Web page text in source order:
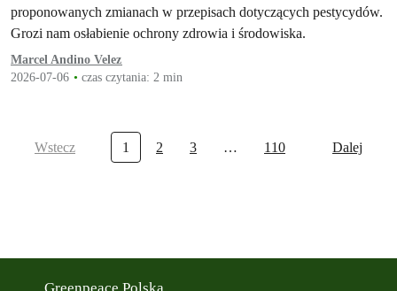
proponowanych zmianach w przepisach dotyczących pestycydów.
Grozi nam osłabienie ochrony zdrowia i środowiska.
Marcel Andino Velez
2026-07-06
czas czytania: 2 min
Wstecz 1 2 3 … 110 Dalej